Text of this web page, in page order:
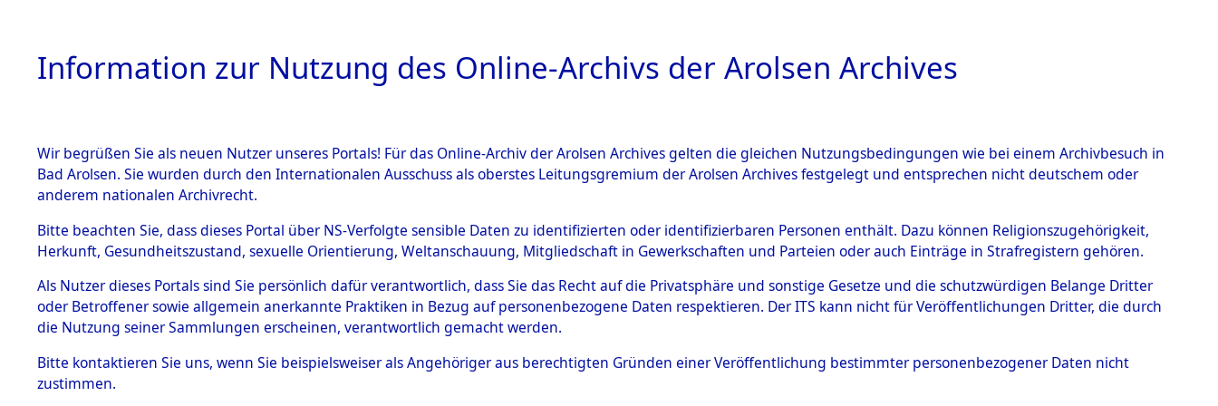
HOME BESTANDSBESCHREIBUNG ARCHIVALE ÜBERSICHT BILD
BESTÄNDE
Inhaftierungsdoku
mente
5. Verschiedenes
Todesmärsche
5.3.1 Alliierte
Ermittlung des Ablaufs und der Routen von
Evakuierungsmärschen, die Feststellung der Anzahl unbekannter
Toter aus Konzentrationslagern und der Ort ihrer Grablegungen:
Fehlanzeigen→0002 (84627893)→0278 (84628027)
Information zur Nutzung des Online-Archivs der Arolsen Archives
Wir begrüßen Sie als neuen Nutzer unseres Portals! Für das Online-Archiv der Arolsen Archives gelten die gleichen Nutzungsbedingungen wie bei einem Archivbesuch in
Bad Arolsen. Sie wurden durch den Internationalen Ausschuss als oberstes Leitungsgremium der Arolsen Archives festgelegt und entsprechen nicht deutschem oder
anderem nationalen Archivrecht.
Bitte beachten Sie, dass dieses Portal über NS-Verfolgte sensible Daten zu identifizierten oder identifizierbaren Personen enthält. Dazu können Religionszugehörigkeit,
Herkunft, Gesundheitszustand, sexuelle Orientierung, Weltanschauung, Mitgliedschaft in Gewerkschaften und Parteien oder auch Einträge in Strafregistern gehören.
Als Nutzer dieses Portals sind Sie persönlich dafür verantwortlich, dass Sie das Recht auf die Privatsphäre und sonstige Gesetze und die schutzwürdigen Belange Dritter
oder Betroffener sowie allgemein anerkannte Praktiken in Bezug auf personenbezogene Daten respektieren. Der ITS kann nicht für Veröffentlichungen Dritter, die durch
die Nutzung seiner Sammlungen erscheinen, verantwortlich gemacht werden.
Bitte kontaktieren Sie uns, wenn Sie beispielsweiser als Angehöriger aus berechtigten Gründen einer Veröffentlichung bestimmter personenbezogener Daten nicht
zustimmen.